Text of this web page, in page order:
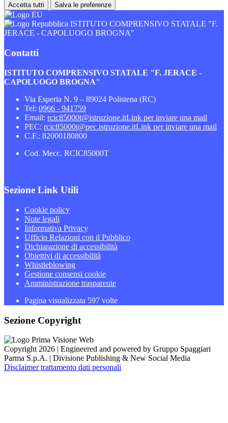
Accetta tutti Salva le preferenze
ISTITUTO COMPRENSIVO STATALE "F.
JERACE - CAPOLUOGO BROGNA"
Contatti
ISTITUTO COMPRENSIVO STATALE "F. JERACE -
CAPOLUOGO BROGNA"
Via Esperia N. 9 – 89024 Polistena (RC)
Tel: 0966 - 941759
Email: rcic85000t@istruzione.itLink per inviare una mail
PEC: rcic85000t@pec.istruzione.itLink per inviare una mail
C.F.: 82000180800
Cod. Mecc. RCIC85000T
Sezione Link Utili
Cookie policy
Note legali
Informativa Privacy
Ufficio Relazioni con il Pubblico
Dichiarazione di accessibilità
Obiettivi di accessibilità
Whistleblowing
Gestione consensi cookie
Amministrazione trasparente
Pagina visualizzata 597 volte
Sezione Copyright
Copyright 2026 | Engineered and powered by Gruppo Spaggiari
Parma S.p.A. | Divisione Publishing & New Social Media
Disclaimer trattamento dati personali